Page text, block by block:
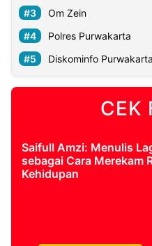
Om Zein
Polres Purwakarta
Diskominfo Purwakarta
CEK
Saifull Amzi: Menulis
sebagai Cara Merekam
Kehidupan